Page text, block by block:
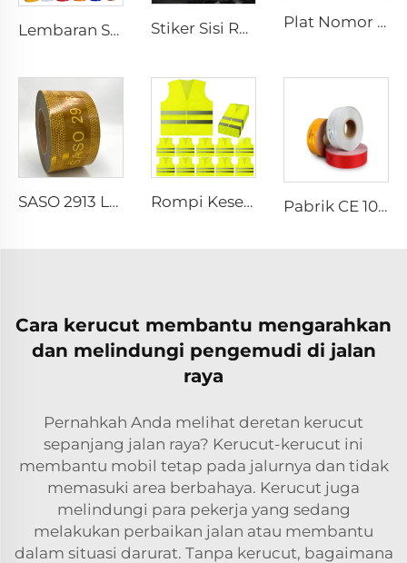
Lembaran Stiker Rambu Lalu Lintas Prisma Reflektif, Vinil Reflektif, Film Retro Reflektif untuk Papan Nama Stiker Sisi Reflektif Biru untuk Roda Mobil Motor, Stiker Mobil Dekoratif Keselamatan, Peringatan Keselamatan Malam Hari Plat Nomor Aluminium Custom Pabrik untuk Mobil
SASO 2913 Lakban Kuning Retro Reflektif untuk Truk dan Trailer Rompi Keselamatan Reflektif Mesh dengan Logo Custom, Jaket Reflektif dengan Resleting untuk Konstruksi Pabrik CE 104R Lakban Tanda Reflektif Retro untuk Truk
Cara kerucut membantu mengarahkan
dan melindungi pengemudi di jalan
raya
Pernahkah Anda melihat deretan kerucut
sepanjang jalan raya? Kerucut-kerucut ini
membantu mobil tetap pada jalurnya dan tidak
memasuki area berbahaya. Kerucut juga
melindungi para pekerja yang sedang
melakukan perbaikan jalan atau membantu
dalam situasi darurat. Tanpa kerucut, bagaimana